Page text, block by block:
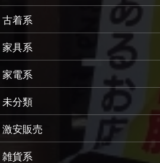
古着系
家具系
家電系
未分類
激安販売
雑貨系